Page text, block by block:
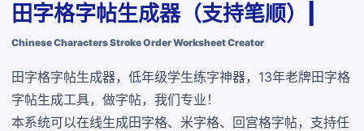
田字格字帖生成器（支持笔顺）|
Chinese Characters Stroke Order Worksheet Creator
田字格字帖生成器，低年级学生练字神器，13年老牌田字格
字帖生成工具，做字帖，我们专业！
本系统可以在线生成田字格、米字格、回宫格字帖，支持任